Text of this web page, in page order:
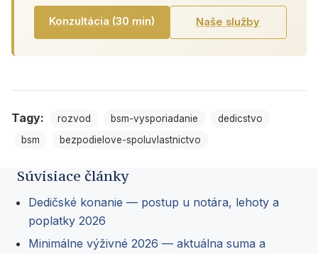
Konzultácia (30 min) Naše služby
Tagy: rozvod bsm-vysporiadanie
dedicstvo
bsm
bezpodielove-spoluvlastnictvo
Súvisiace články
Dedičské konanie — postup u notára, lehoty a
poplatky 2026
Minimálne výživné 2026 — aktuálna suma a